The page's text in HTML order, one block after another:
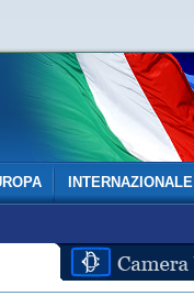
INTERNAZIONALE